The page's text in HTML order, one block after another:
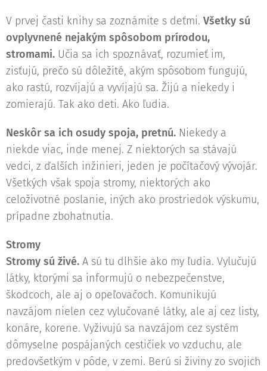
V prvej časti knihy sa zoznámite s deťmi. Všetky sú
ovplyvnené nejakým spôsobom prírodou,
stromami. Učia sa ich spoznávať, rozumieť im,
zisťujú, prečo sú dôležité, akým spôsobom fungujú,
ako rastú, rozvíjajú a vyvíjajú sa. Žijú a niekedy i
zomierajú. Tak ako deti. Ako ľudia.
Neskôr sa ich osudy spoja, pretnú. Niekedy a
niekde viac, inde menej. Z niektorých sa stávajú
vedci, z ďalších inžinieri, jeden je počítačový vývojár.
Všetkých však spoja stromy, niektorých ako
celoživotné poslanie, iných ako prostriedok výskumu,
prípadne zbohatnutia.
Stromy
Stromy sú živé. A sú tu dlhšie ako my ľudia. Vylučujú
látky, ktorými sa informujú o nebezpečenstve,
škodcoch, ale aj o opeľovačoch. Komunikujú
navzájom nielen cez vylučované látky, ale aj cez listy,
konáre, korene. Vyživujú sa navzájom cez systém
dômyselne pospájaných cestičiek vo vzduchu, ale
predovšetkým v pôde, v zemi. Berú si živiny zo svojich